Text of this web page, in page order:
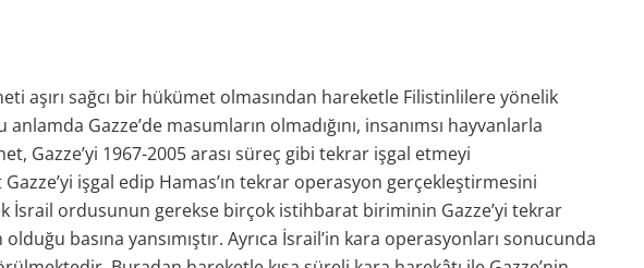
aşırı sağcı bir hükümet olmasından hareketle Filistinlilere yönelik
Gazze’de masumların olmadığını, insanımsı hayvanlarla
Gazze’yi 1967-2005 arası süreç gibi tekrar işgal etmeyi
işgal edip Hamas’ın tekrar operasyon gerçekleştirmesini
İsrail ordusunun gerekse birçok istihbarat biriminin Gazze’yi tekrar
basına yansımıştır. Ayrıca İsrail’in kara operasyonları sonucunda